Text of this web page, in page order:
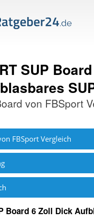
SUP
von FBSport
FBSport Vergleich
Board 6 Zoll Dick